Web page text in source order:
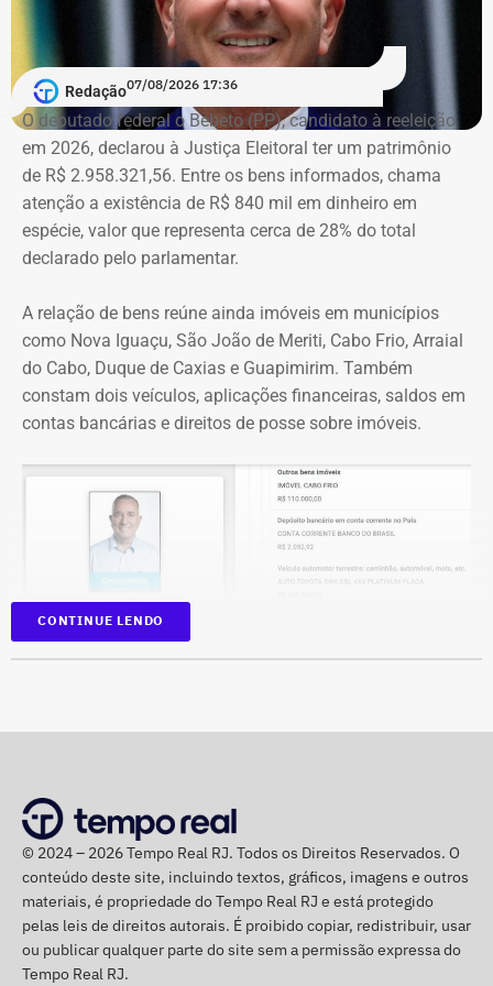
prefeito e integrantes do governo.
A acusação afirma que esses canais passaram a
apresentar Crivella como responsável direto por obras,
serviços e programas públicos. Um exemplo disso,
segundo a Ação Popular, foram as publicações em que
Crivella aparece anunciando entregas de obras e
reformas de praças, além de mensagens em primeira
pessoa, como: “Estamos aqui recuperando os aparelhos
da praça”.
*Com informações do g1
Redação07/08/2026 17:36
O deputado federal o Bebeto (PP), candidato à reeleição
em 2026, declarou à Justiça Eleitoral ter um patrimônio
de R$ 2.958.321,56. Entre os bens informados, chama
atenção a existência de R$ 840 mil em dinheiro em
espécie, valor que representa cerca de 28% do total
declarado pelo parlamentar.
A relação de bens reúne ainda imóveis em municípios
como Nova Iguaçu, São João de Meriti, Cabo Frio, Arraial
do Cabo, Duque de Caxias e Guapimirim. Também
constam dois veículos, aplicações financeiras, saldos em
contas bancárias e direitos de posse sobre imóveis.
Deputados, o parlamentar havia informado R$
1.065.439,98 em bens. Na época, mantinha R$ 50 mil em
dinheiro vivo.
Em quatro anos, o patrimônio de Bebeto cresceu R$
1.892.881,58, alta de 177,7%. Já o valor mantido em
espécie saltou de R$ 50 mil para R$ 840 mil, aumento de
CONTINUE LENDO
© 2024 – 2026 Tempo Real RJ. Todos os Direitos Reservados. O
conteúdo deste site, incluindo textos, gráficos, imagens e outros
materiais, é propriedade do Tempo Real RJ e está protegido
pelas leis de direitos autorais. É proibido copiar, redistribuir, usar
ou publicar qualquer parte do site sem a permissão expressa do
Tempo Real RJ.